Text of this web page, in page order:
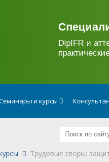
DipIFR и
и курсы
Трудовые споры: